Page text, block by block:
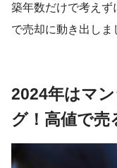
築年数だけで考えず
で売却に動き出しま
2024年はマ
グ！高値で売